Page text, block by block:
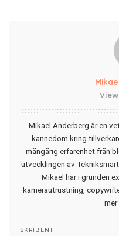
Mikael Anderberg är en
kännedom kring
mångårig erfarenhet från
utvecklingen av
Mikael har i grunden
kamerautrustning,
mer
SKRIBENT